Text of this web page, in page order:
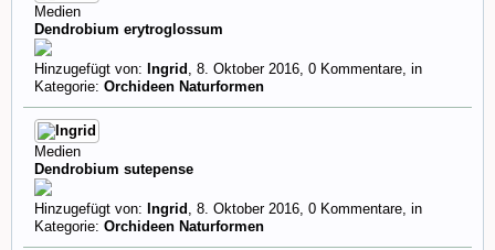
Medien
Dendrobium erytroglossum
Hinzugefügt von: Ingrid , 8. Oktober 2016, 0 Kommentare, in
Kategorie: Orchideen Naturformen
Medien
Dendrobium sutepense
Hinzugefügt von: Ingrid , 8. Oktober 2016, 0 Kommentare, in
Kategorie: Orchideen Naturformen